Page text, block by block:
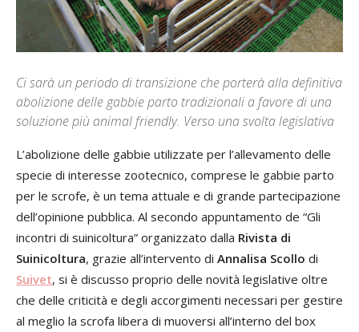
Ci sarà un periodo di transizione che porterà alla definitiva
abolizione delle gabbie parto tradizionali a favore di una
soluzione più animal friendly. Verso una svolta legislativa
L’abolizione delle gabbie utilizzate per l’allevamento delle
specie di interesse zootecnico, comprese le gabbie parto
per le scrofe, è un tema attuale e di grande partecipazione
dell’opinione pubblica. Al secondo appuntamento de “Gli
incontri di suinicoltura” organizzato dalla Rivista di
Suinicoltura, grazie all’intervento di Annalisa Scollo di
Suivet, si è discusso proprio delle novità legislative oltre
che delle criticità e degli accorgimenti necessari per gestire
al meglio la scrofa libera di muoversi all’interno del box